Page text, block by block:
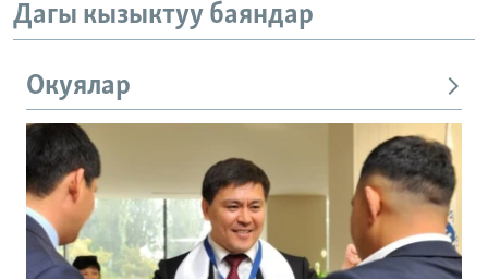
Дагы кызыктуу баяндар
Окуялар